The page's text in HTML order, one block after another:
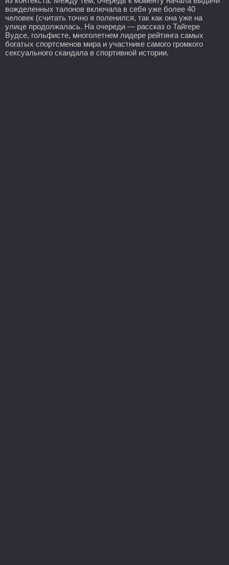
вожделенных талонов включала в себя уже более 40
человек (считать точно я поленился, так как она уже на
улице продолжалась. На очереди — рассказ о Тайгере
Вудсе, гольфисте, многолетнем лидере рейтинга самых
богатых спортсменов мира и участнике самого громкого
сексуального скандала в спортивной истории.